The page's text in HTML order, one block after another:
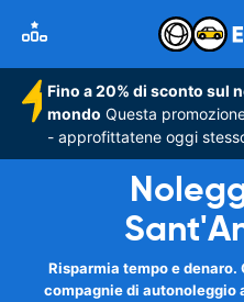
Fino a 20% di sconto sul
mondo Questa
- approfittatene oggi
Risparmia tempo e
compagnie di autonoleggio